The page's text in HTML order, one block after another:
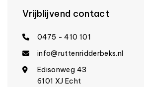
Vrijblijvend contact
0475 - 410 101
info@ruttenridderbeks.nl
Edisonweg 43
6101 XJ Echt